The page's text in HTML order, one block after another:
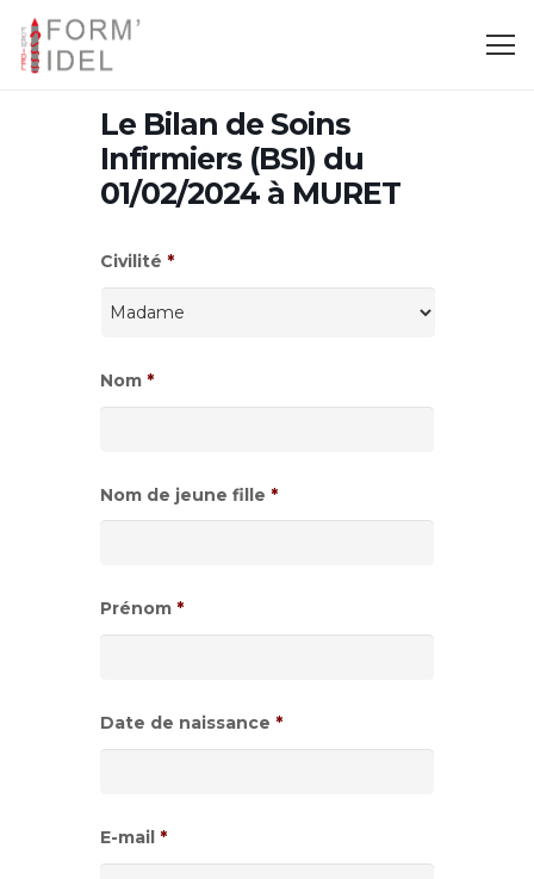
Le Bilan de Soins
Infirmiers (BSI) du
01/02/2024 à MURET
Civilité *
Nom *
Nom de jeune fille *
Prénom *
Date de naissance *
de
date
E-mail *